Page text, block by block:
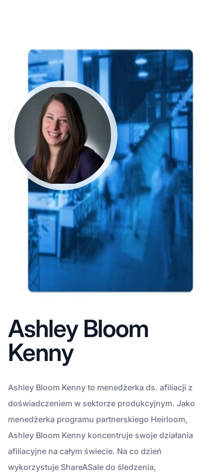
Ashley Bloom
Kenny
Ashley Bloom Kenny to menedżerka ds. afiliacji z
doświadczeniem w sektorze produkcyjnym. Jako
menedżerka programu partnerskiego Heirloom,
Ashley Bloom Kenny koncentruje swoje działania
afiliacyjne na całym świecie. Na co dzień
wykorzystuje ShareASale do śledzenia,